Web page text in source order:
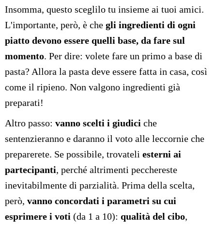
Insomma, questo sceglilo tu insieme ai tuoi amici.
L'importante, però, è che gli ingredienti di ogni
piatto devono essere quelli base, da fare sul
momento. Per dire: volete fare un primo a base di
pasta? Allora la pasta deve essere fatta in casa, così
come il ripieno. Non valgono ingredienti già
preparati!
Altro passo: vanno scelti i giudici che
sentenzieranno e daranno il voto alle leccornie che
preparerete. Se possibile, trovateli esterni ai
partecipanti, perché altrimenti pecchereste
inevitabilmente di parzialità. Prima della scelta,
però, vanno concordati i parametri su cui
esprimere i voti (da 1 a 10): qualità del cibo,